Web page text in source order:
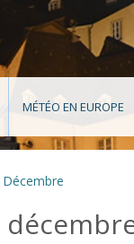
MÉTÉO EN EUROPE
Décembre